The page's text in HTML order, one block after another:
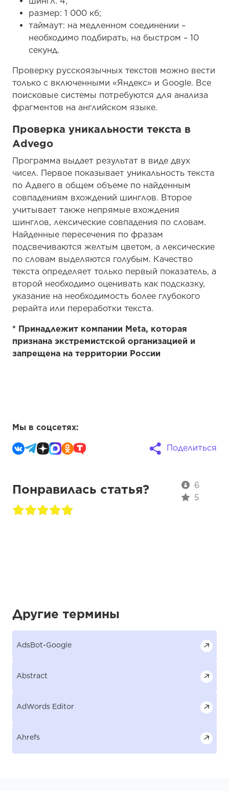
размер: 1 000 кб;
таймаут: на медленном соединении –
необходимо подбирать, на быстром – 10
секунд.
Проверку русскоязычных текстов можно вести
только с включенными «Яндекс» и Google. Все
поисковые системы потребуются для анализа
фрагментов на английском языке.
Проверка уникальности текста в
Advego
Программа выдает результат в виде двух
чисел. Первое показывает уникальность текста
по Адвего в общем объеме по найденным
совпадениям вхождений шинглов. Второе
учитывает также непрямые вхождения
шинглов, лексические совпадения по словам.
Найденные пересечения по фразам
подсвечиваются желтым цветом, а лексические
по словам выделяются голубым. Качество
текста определяет только первый показатель, а
второй необходимо оценивать как подсказку,
указание на необходимость более глубокого
рерайта или переработки текста.
* Принадлежит компании Meta, которая
признана экстремистской организацией и
запрещена на территории России
Мы в соцсетях:
Поделиться
Понравилась статья?
6
5
Другие термины
AdsBot-Google
Abstract
AdWords Editor
Ahrefs